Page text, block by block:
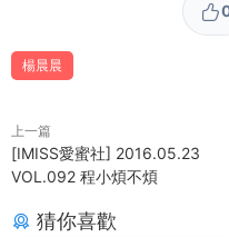
楊晨晨
上一篇
[IMISS愛蜜社] 2016.05.23
VOL.092 程小煩不煩
猜你喜歡